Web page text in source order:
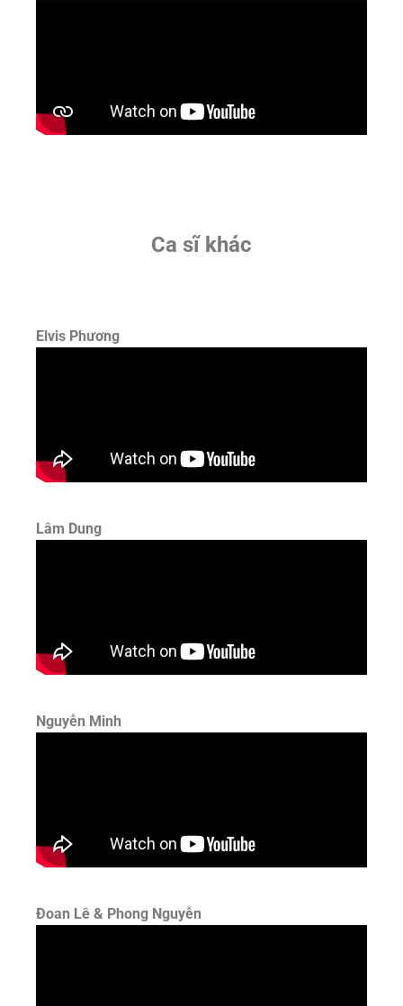
Ca sĩ khác
Elvis Phương
Lâm Dung
Nguyễn Minh
Đoan Lê & Phong Nguyễn